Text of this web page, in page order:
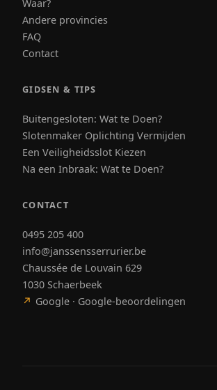
Waar?
Andere provincies
FAQ
Contact
GIDSEN & TIPS
Buitengesloten: Wat te Doen?
Slotenmaker Oplichting Vermijden
Een Veiligheidsslot Kiezen
Na een Inbraak: Wat te Doen?
CONTACT
0495 205 400
info@janssensserrurier.be
Chaussée de Louvain 629
1030 Schaerbeek
↗ Google · Google-beoordelingen